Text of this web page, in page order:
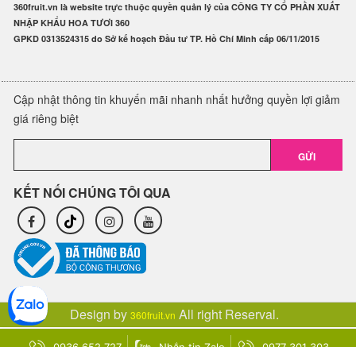
360fruit.vn là website trực thuộc quyền quản lý của CÔNG TY CỔ PHẦN XUẤT
NHẬP KHẨU HOA TƯƠI 360
GPKD 0313524315 do Sở kế hoạch Đầu tư TP. Hồ Chí Minh cấp 06/11/2015
Cập nhật thông tin khuyến mãi nhanh nhất hưởng quyền lợi giảm
giá riêng biệt
GỬI
KẾT NỐI CHÚNG TÔI QUA
Design by 360fruit.vn All right Reserval.